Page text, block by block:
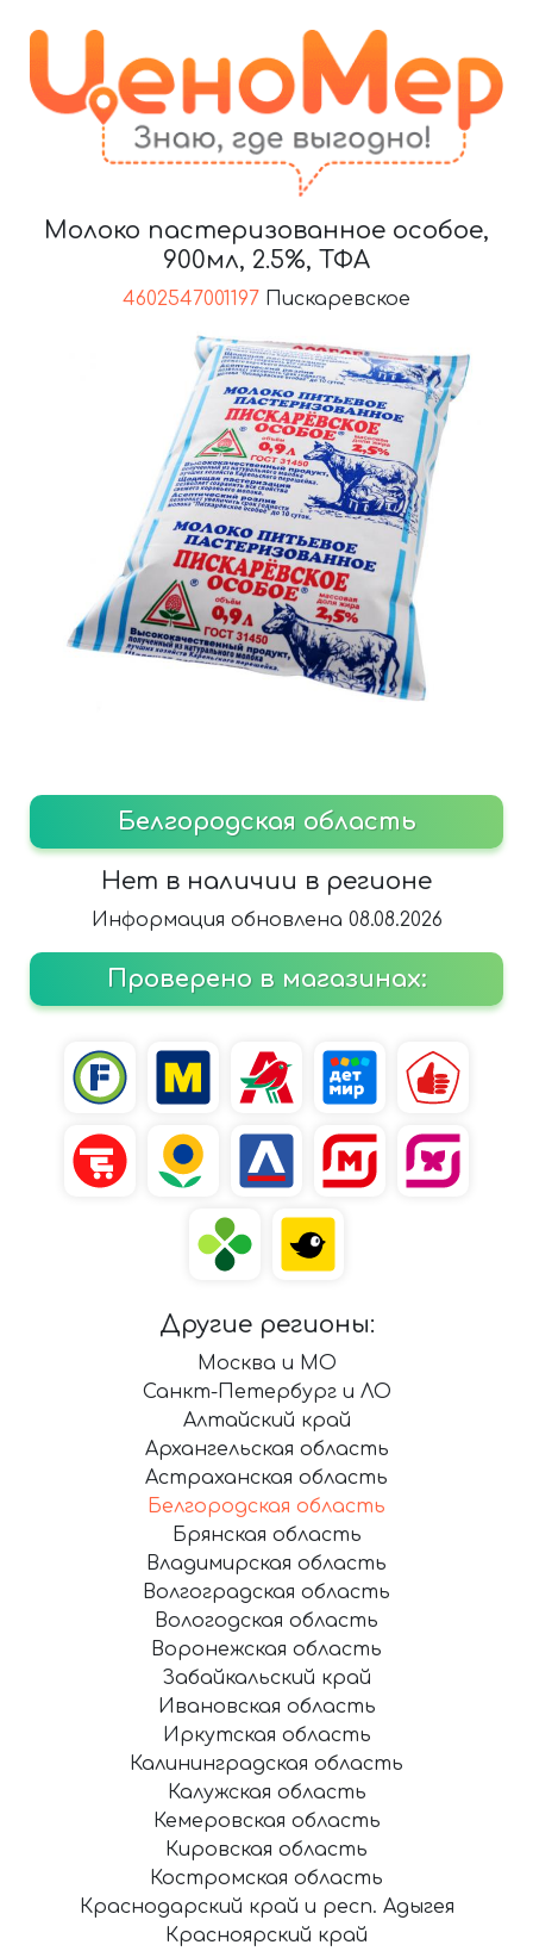
Молоко пастеризованное особое,
900мл, 2.5%, ТФА
4602547001197 Пискаревское
Белгородская область
Нет в наличии в регионе
Информация обновлена 08.08.2026
Проверено в магазинах:
Другие регионы:
Москва и МО
Санкт-Петербург и ЛО
Алтайский край
Архангельская область
Астраханская область
Белгородская область
Брянская область
Владимирская область
Волгоградская область
Вологодская область
Воронежская область
Забайкальский край
Ивановская область
Иркутская область
Калининградская область
Калужская область
Кемеровская область
Кировская область
Костромская область
Краснодарский край и респ. Адыгея
Красноярский край